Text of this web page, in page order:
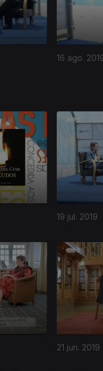
16 ago.
19 jul. 2019
21 jun. 2019